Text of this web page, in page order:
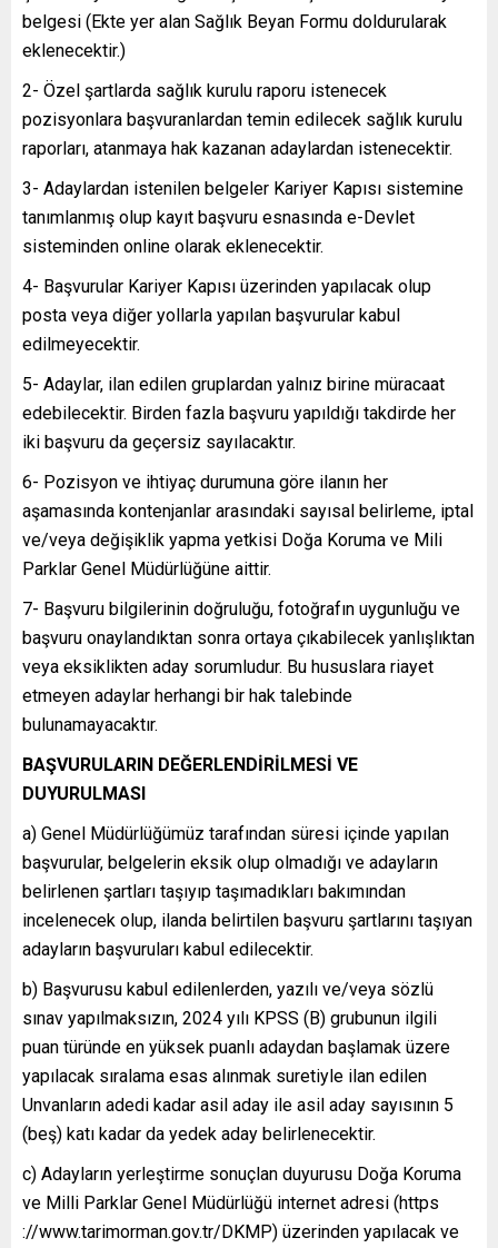
belgesi (Ekte yer alan Sağlık Beyan Formu doldurularak
eklenecektir.)
2- Özel şartlarda sağlık kurulu raporu istenecek
pozisyonlara başvuranlardan temin edilecek sağlık kurulu
raporları, atanmaya hak kazanan adaylardan istenecektir.
3- Adaylardan istenilen belgeler Kariyer Kapısı sistemine
tanımlanmış olup kayıt başvuru esnasında e-Devlet
sisteminden online olarak eklenecektir.
4- Başvurular Kariyer Kapısı üzerinden yapılacak olup
posta veya diğer yollarla yapılan başvurular kabul
edilmeyecektir.
5- Adaylar, ilan edilen gruplardan yalnız birine müracaat
edebilecektir. Birden fazla başvuru yapıldığı takdirde her
iki başvuru da geçersiz sayılacaktır.
6- Pozisyon ve ihtiyaç durumuna göre ilanın her
aşamasında kontenjanlar arasındaki sayısal belirleme, iptal
ve/veya değişiklik yapma yetkisi Doğa Koruma ve Mili
Parklar Genel Müdürlüğüne aittir.
7- Başvuru bilgilerinin doğruluğu, fotoğrafın uygunluğu ve
başvuru onaylandıktan sonra ortaya çıkabilecek yanlışlıktan
veya eksiklikten aday sorumludur. Bu hususlara riayet
etmeyen adaylar herhangi bir hak talebinde
bulunamayacaktır.
BAŞVURULARIN DEĞERLENDİRİLMESİ VE
DUYURULMASI
a) Genel Müdürlüğümüz tarafından süresi içinde yapılan
başvurular, belgelerin eksik olup olmadığı ve adayların
belirlenen şartları taşıyıp taşımadıkları bakımından
incelenecek olup, ilanda belirtilen başvuru şartlarını taşıyan
adayların başvuruları kabul edilecektir.
b) Başvurusu kabul edilenlerden, yazılı ve/veya sözlü
sınav yapılmaksızın, 2024 yılı KPSS (B) grubunun ilgili
puan türünde en yüksek puanlı adaydan başlamak üzere
yapılacak sıralama esas alınmak suretiyle ilan edilen
Unvanların adedi kadar asil aday ile asil aday sayısının 5
(beş) katı kadar da yedek aday belirlenecektir.
c) Adayların yerleştirme sonuçlan duyurusu Doğa Koruma
ve Milli Parklar Genel Müdürlüğü internet adresi (https
://www.tarimorman.gov.tr/DKMP) üzerinden yapılacak ve